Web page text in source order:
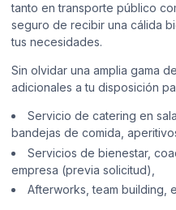
tanto en transporte público
seguro de recibir una cálida
tus necesidades.
Sin olvidar una amplia gama
adicionales a tu disposición
Servicio de catering en
bandejas de comida,
Servicios de bienestar,
empresa (previa solicitud),
Afterworks, team building,